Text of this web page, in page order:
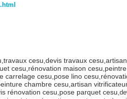
cesu,devis travaux
cesu,rénovation maison
carrelage cesu,pose lino
chambre cesu,artisan
rénovation cesu,pose parquet cesu,